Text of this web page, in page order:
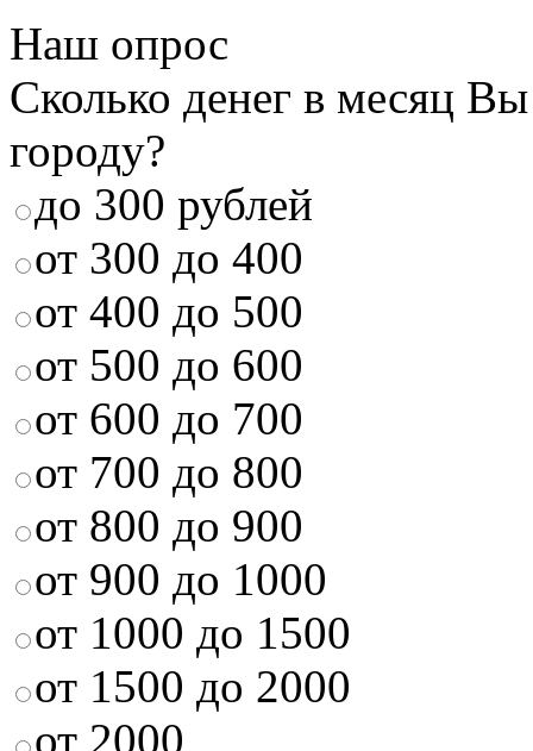
Наш опрос
Сколько денег в месяц
городу?
до 300 рублей
от 300 до 400
от 400 до 500
от 500 до 600
от 600 до 700
от 700 до 800
от 800 до 900
от 900 до 1000
от 1000 до 1500
от 1500 до 2000
от 2000